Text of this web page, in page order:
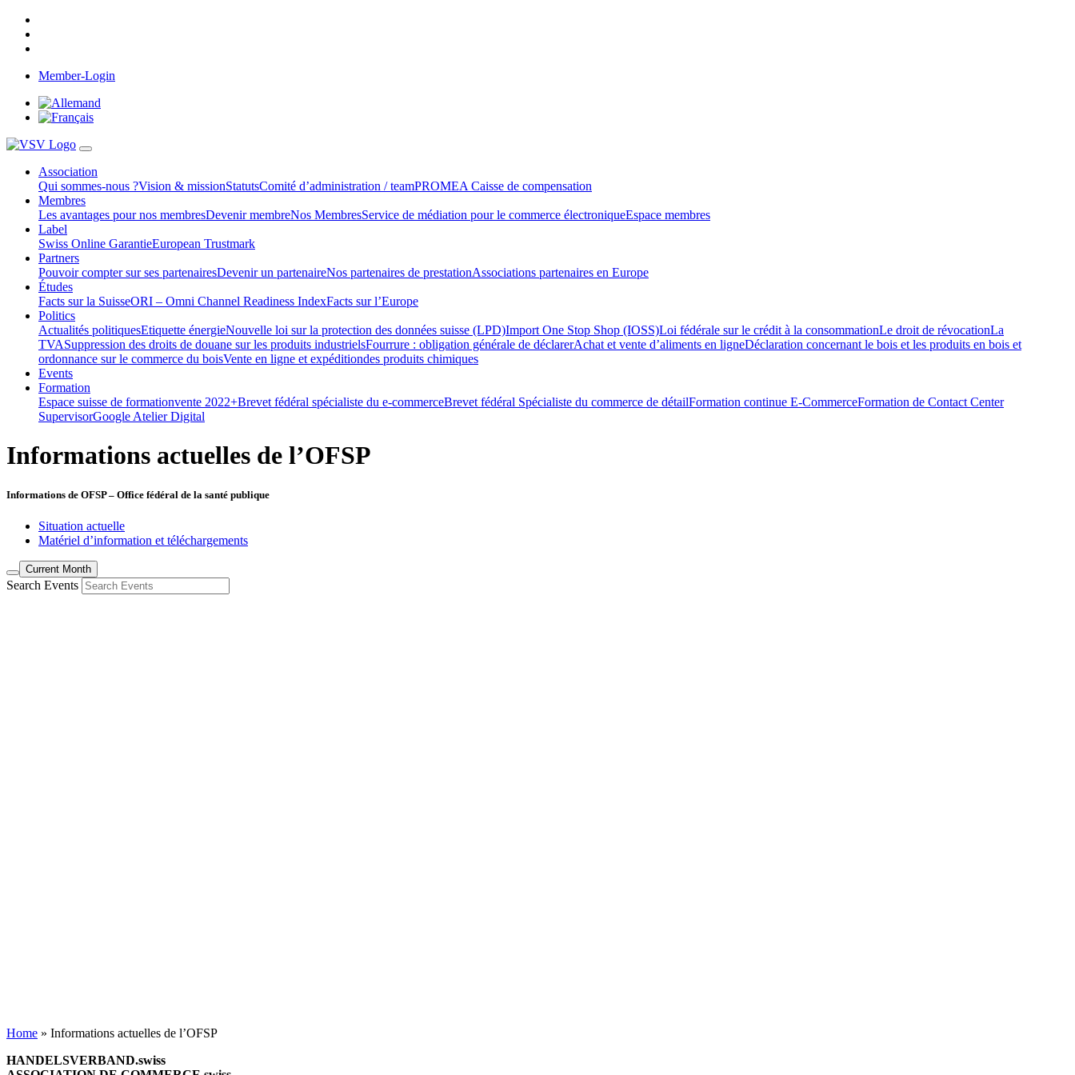
Member-Login
Association
Qui sommes-nous ?Vision & missionStatutsComité d’administration / teamPROMEA Caisse de compensation
Membres
Les avantages pour nos membresDevenir membreNos MembresService de médiation pour le commerce électroniqueEspace membres
Label
Swiss Online GarantieEuropean Trustmark
Partners
Pouvoir compter sur ses partenairesDevenir un partenaireNos partenaires de prestationAssociations partenaires en Europe
Études
Facts sur la SuisseORI – Omni Channel Readiness IndexFacts sur l’Europe
Politics
Actualités politiquesEtiquette énergieNouvelle loi sur la protection des données suisse (LPD)Import One Stop Shop (IOSS)Loi fédérale sur le crédit à la consommationLe droit de révocationLa
TVASuppression des droits de douane sur les produits industrielsFourrure : obligation générale de déclarerAchat et vente d’aliments en ligneDéclaration concernant le bois et les produits en bois et
ordonnance sur le commerce du boisVente en ligne et expéditiondes produits chimiques
Events
Formation
Espace suisse de formationvente 2022+Brevet fédéral spécialiste du e-commerceBrevet fédéral Spécialiste du commerce de détailFormation continue E-CommerceFormation de Contact Center
SupervisorGoogle Atelier Digital
Informations actuelles de l’OFSP
Informations de OFSP – Office fédéral de la santé publique
Situation actuelle
Matériel d’information et téléchargements
Current Month
Search Events
Home » Informations actuelles de l’OFSP
HANDELSVERBAND.swiss